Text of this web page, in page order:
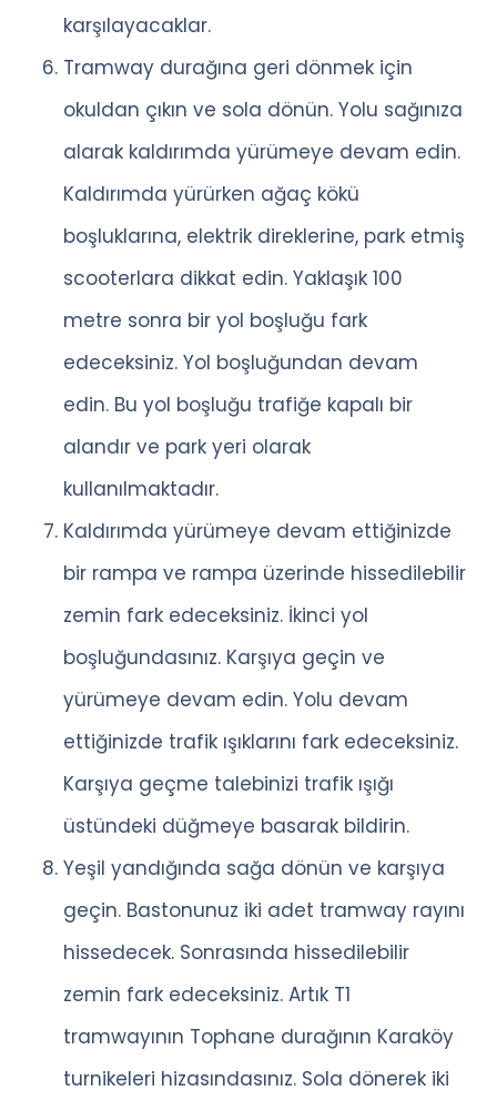
karşılayacaklar.
Tramway durağına geri dönmek için
okuldan çıkın ve sola dönün. Yolu sağınıza
alarak kaldırımda yürümeye devam edin.
Kaldırımda yürürken ağaç kökü
boşluklarına, elektrik direklerine, park etmiş
scooterlara dikkat edin. Yaklaşık 100
metre sonra bir yol boşluğu fark
edeceksiniz. Yol boşluğundan devam
edin. Bu yol boşluğu trafiğe kapalı bir
alandır ve park yeri olarak
kullanılmaktadır.
Kaldırımda yürümeye devam ettiğinizde
bir rampa ve rampa üzerinde hissedilebilir
zemin fark edeceksiniz. İkinci yol
boşluğundasınız. Karşıya geçin ve
yürümeye devam edin. Yolu devam
ettiğinizde trafik ışıklarını fark edeceksiniz.
Karşıya geçme talebinizi trafik ışığı
üstündeki düğmeye basarak bildirin.
Yeşil yandığında sağa dönün ve karşıya
geçin. Bastonunuz iki adet tramway rayını
hissedecek. Sonrasında hissedilebilir
zemin fark edeceksiniz. Artık T1
tramwayının Tophane durağının Karaköy
turnikeleri hizasındasınız. Sola dönerek iki